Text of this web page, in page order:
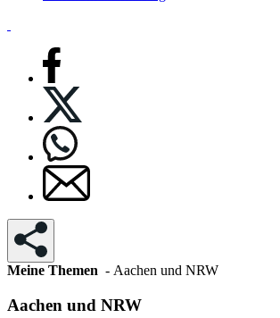
Meine Themen - Aachen und NRW
Aachen und NRW